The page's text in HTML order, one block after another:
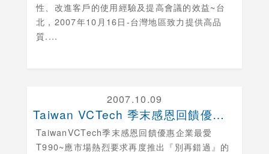
性、改進客戶的使用經驗及提高會議的效益~台
北，2007年10月16日-台灣地區致力提供高品
質....
2007.10.09
Taiwan VCTech 季末感恩回饋優惠 企業....
TaiwanVCTech季末感恩回饋優惠企業最愛
T990~應市場熱烈要求再度推出『別再錯過』的